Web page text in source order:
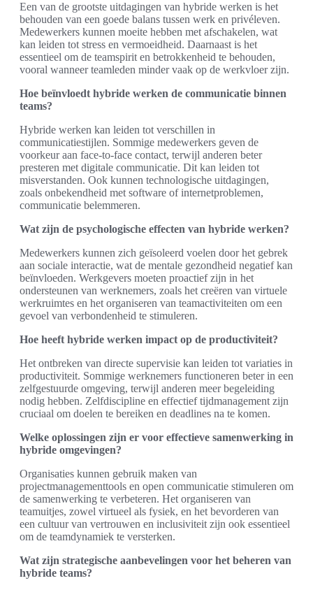
Een van de grootste uitdagingen van hybride werken is het
behouden van een goede balans tussen werk en privéleven.
Medewerkers kunnen moeite hebben met afschakelen, wat
kan leiden tot stress en vermoeidheid. Daarnaast is het
essentieel om de teamspirit en betrokkenheid te behouden,
vooral wanneer teamleden minder vaak op de werkvloer zijn.
Hoe beïnvloedt hybride werken de communicatie binnen
teams?
Hybride werken kan leiden tot verschillen in
communicatiestijlen. Sommige medewerkers geven de
voorkeur aan face-to-face contact, terwijl anderen beter
presteren met digitale communicatie. Dit kan leiden tot
misverstanden. Ook kunnen technologische uitdagingen,
zoals onbekendheid met software of internetproblemen,
communicatie belemmeren.
Wat zijn de psychologische effecten van hybride werken?
Medewerkers kunnen zich geïsoleerd voelen door het gebrek
aan sociale interactie, wat de mentale gezondheid negatief kan
beïnvloeden. Werkgevers moeten proactief zijn in het
ondersteunen van werknemers, zoals het creëren van virtuele
werkruimtes en het organiseren van teamactiviteiten om een
gevoel van verbondenheid te stimuleren.
Hoe heeft hybride werken impact op de productiviteit?
Het ontbreken van directe supervisie kan leiden tot variaties in
productiviteit. Sommige werknemers functioneren beter in een
zelfgestuurde omgeving, terwijl anderen meer begeleiding
nodig hebben. Zelfdiscipline en effectief tijdmanagement zijn
cruciaal om doelen te bereiken en deadlines na te komen.
Welke oplossingen zijn er voor effectieve samenwerking in
hybride omgevingen?
Organisaties kunnen gebruik maken van
projectmanagementtools en open communicatie stimuleren om
de samenwerking te verbeteren. Het organiseren van
teamuitjes, zowel virtueel als fysiek, en het bevorderen van
een cultuur van vertrouwen en inclusiviteit zijn ook essentieel
om de teamdynamiek te versterken.
Wat zijn strategische aanbevelingen voor het beheren van
hybride teams?